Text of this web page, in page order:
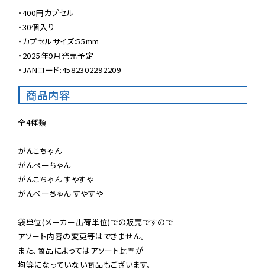
・400円カプセル
・30個入り
・カプセルサイズ:55mm
・2025年9月発売予定
・JANコード:4582302292209
商品内容
全4種類
がんこちゃん
がんぺーちゃん
がんこちゃん すやすや
がんぺーちゃん すやすや
袋単位(メーカー出荷単位)での販売ですので
アソート内容の変更等はできません。
また、商品によってはアソート比率が
均等になっていない商品もございます。